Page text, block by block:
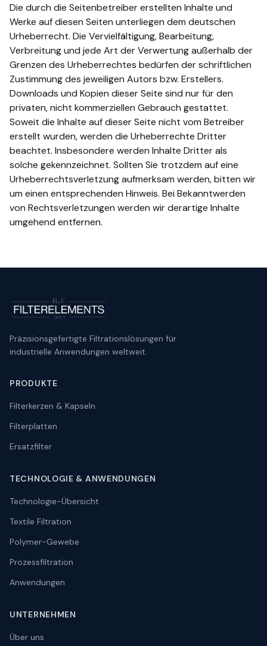
Die durch die Seitenbetreiber erstellten Inhalte und
Werke auf diesen Seiten unterliegen dem deutschen
Urheberrecht. Die Vervielfältigung, Bearbeitung,
Verbreitung und jede Art der Verwertung außerhalb der
Grenzen des Urheberrechtes bedürfen der schriftlichen
Zustimmung des jeweiligen Autors bzw. Erstellers.
Downloads und Kopien dieser Seite sind nur für den
privaten, nicht kommerziellen Gebrauch gestattet.
Soweit die Inhalte auf dieser Seite nicht vom Betreiber
erstellt wurden, werden die Urheberrechte Dritter
beachtet. Insbesondere werden Inhalte Dritter als
solche gekennzeichnet. Sollten Sie trotzdem auf eine
Urheberrechtsverletzung aufmerksam werden, bitten wir
um einen entsprechenden Hinweis. Bei Bekanntwerden
von Rechtsverletzungen werden wir derartige Inhalte
umgehend entfernen.
Präzisionsgefertigte Filtrationslösungen für
industrielle Anwendungen weltweit.
PRODUKTE
Filterkerzen & Kapseln
Filterplatten
Ersatzfilter
TECHNOLOGIE & ANWENDUNGEN
Technologie-Übersicht
Textile Filtration
Polymer-Gewebe
Prozessfiltration
Anwendungen
UNTERNEHMEN
Über uns